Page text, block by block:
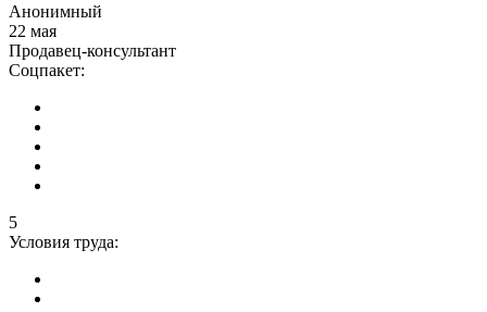
Анонимный
22 мая
Продавец-консультант
Соцпакет:
5
Условия труда: